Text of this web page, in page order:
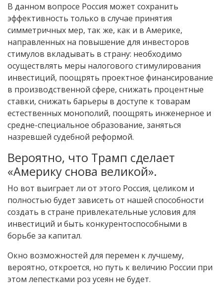
В данном вопросе Россия может сохранить
эффективность только в случае принятия
симметричных мер, так же, как и в Америке,
направленных на повышение для инвесторов
стимулов вкладывать в страну: необходимо
осуществлять меры налогового стимулирования
инвестиций, поощрять проектное финансирование
в производственной сфере, снижать процентные
ставки, снижать барьеры в доступе к товарам
естественных монополий, поощрять инженерное и
средне-специальное образование, заняться
назревшей судебной реформой.
Вероятно, что Трамп сделает
«Америку снова великой».
Но вот выиграет ли от этого Россия, целиком и
полностью будет зависеть от нашей способности
создать в стране привлекательные условия для
инвестиций и быть конкурентоспособными в
борьбе за капитал.
Окно возможностей для перемен к лучшему,
вероятно, откроется, но путь к величию России при
этом лепестками роз усеян не будет.